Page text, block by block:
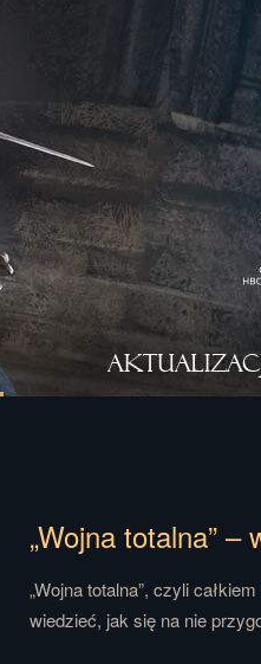
„Wojna totalna”
„Wojna totalna”, czyli
wiedzieć, jak się na nie